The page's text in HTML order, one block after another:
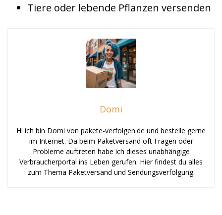
Tiere oder lebende Pflanzen versenden
Domi
Hi ich bin Domi von pakete-verfolgen.de und bestelle gerne
im Internet. Da beim Paketversand oft Fragen oder
Probleme auftreten habe ich dieses unabhängige
Verbraucherportal ins Leben gerufen. Hier findest du alles
zum Thema Paketversand und Sendungsverfolgung.